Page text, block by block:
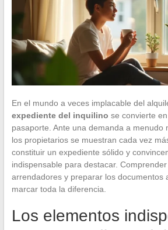
En el mundo a veces implacable del
expediente del inquilino se convierte
pasaporte. Ante una demanda a menudo
los propietarios se muestran cada vez
constituir un expediente sólido y
indispensable para destacar.
arrendadores y preparar los documentos
marcar toda la diferencia.
Los elementos